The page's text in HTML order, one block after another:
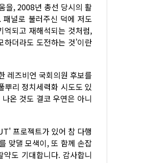
을, 2008년 총선 당시의 활
널로 불러주신 덕에 저도
되고 재해석되는 것처럼,
더라도 도전하는 것’이란
레즈비언 국회의원 후보를
뿌리 정치세력화 시도도 있
온 것도 결코 우연은 아니
프로젝트가 있어 참 다행
맞댈 모색이, 또 함께 손잡
도 기대합니다. 감사합니